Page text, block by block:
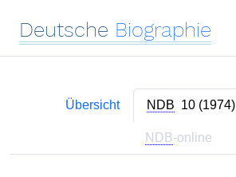
Deutsche Biographie
Übersicht NDB 10 (1974)
NDB-online